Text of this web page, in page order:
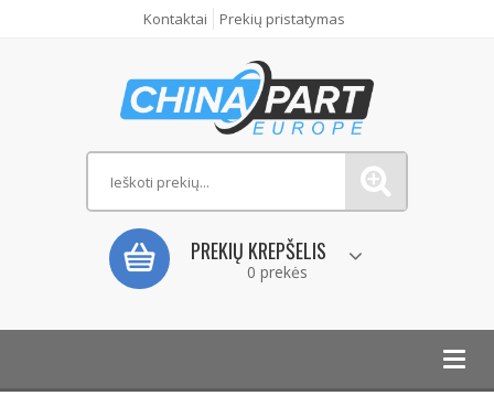
Kontaktai Prekių pristatymas
PREKIŲ KREPŠELIS
0 prekės